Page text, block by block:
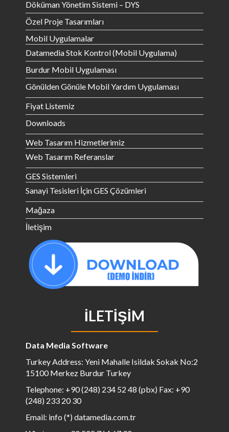
Döküman Yönetim Sistemi – DYS
Özel Proje Tasarımları
Mobil Uygulamalar
Datamedia Stok Kontrol (Mobil Uygulama)
Burdur Mobil Uygulaması
Gönülden Gönüle Mobil Yardım Uygulaması
Fiyat Listemiz
Downloads
Web Tasarım Hizmetlerimiz
Web Tasarım Referanslar
GES Sistemleri
Sanayi Tesisleri İçin GES Çözümleri
Mağaza
İletişim
İLETIŞIM
Data Media Software
Turkey Address: Yeni Mahalle Isildak Sokak No:2
15100 Merkez Burdur Turkey
Telephone: +90 (248) 234 52 48 (pbx) Fax: +90
(248) 233 20 30
Email: info (*) datamedia.com.tr